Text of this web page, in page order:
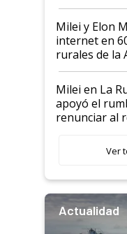
Milei y Elon
internet en
rurales de la
a un
Milei en La
apoyó el
renunciar al
Ver
Actualidad